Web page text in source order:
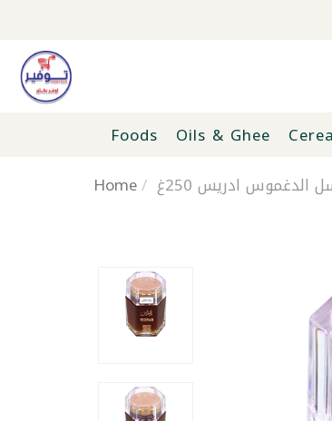
Foods Oils & Ghee
Home
الدغموس ادريس 250غ